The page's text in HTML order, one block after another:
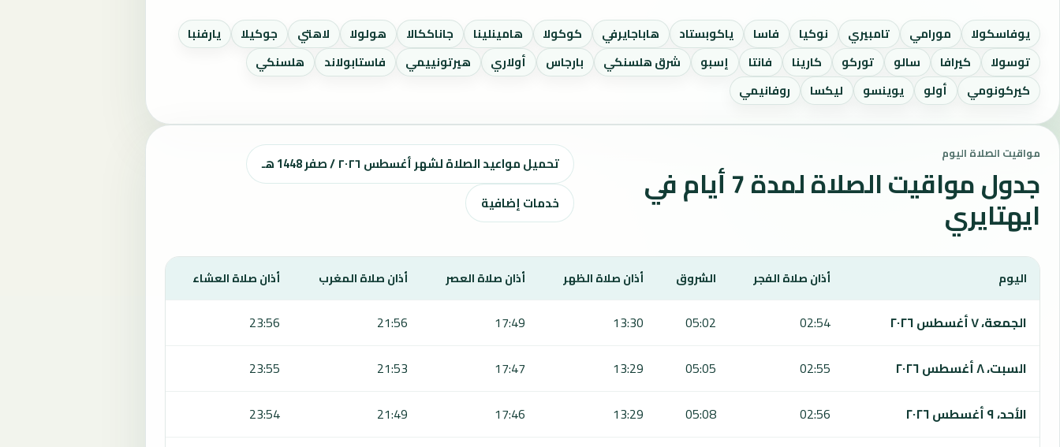
يوفاسكولا مورامي تامبيري نوكيا فاسا ياكوبستاد هاباجايرفي كوكولا هامينلينا جاناككالا هولولا لاهتي جوكيلا
يارفنبا
توسولا
كيرافا سالو توركو كارينا فانتا إسبو شرق هلسنكي بارجاس أولاري هيرتونييمي فاستابولاند
هلسنكي
كيركونومي
أولو يوينسو ليكسا روفانيمي
مواقيت الصلاة اليوم
جدول مواقيت الصلاة لمدة 7 أيام في
ايهتايري
تحميل مواعيد الصلاة لشهر أغسطس ٢٠٢٦ / صفر 1448 هـ
خدمات إضافية
يعرض هذا الجدول مواقيت الصلاة لمدة 7 أيام في ايهتايري، بما يشمل الفجر والشروق والظهر والعصر والمغرب والعشاء.
اليوم أذان صلاة الفجر الشروق أذان صلاة الظهر أذان صلاة العصر أذان صلاة المغرب أذان صلاة العشاء
الجمعة، ٧ أغسطس ٢٠٢٦ 02:54
05:02
13:30
17:49
21:56
23:56
السبت، ٨ أغسطس ٢٠٢٦
02:55
05:05
13:29
17:47
21:53
23:55
الأحد، ٩ أغسطس ٢٠٢٦
02:56
05:08
13:29
17:46
21:49
23:54